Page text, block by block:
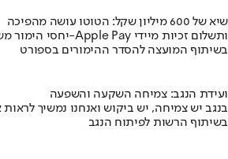
שיא של 600 מיליון שקל: הטוטו עושה מהפיכה
יחסי הימור משופרים, הפקדות ב-Apple Pay ותשלום זכיות מיידי
בשיתוף המועצה להסדר ההימורים בספורט
ועידת הנגב: צמיחה השקעה והשפעה
בנגב יש צמיחה, יש ביקוש ואנחנו נמשיך
בשיתוף הרשות לפיתוח הנגב